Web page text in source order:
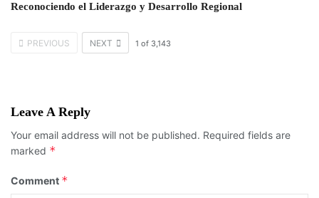
Reconociendo el Liderazgo y Desarrollo Regional
PREVIOUS NEXT 1 of 3,143
Leave A Reply
Your email address will not be published. Required fields are
marked *
Comment *